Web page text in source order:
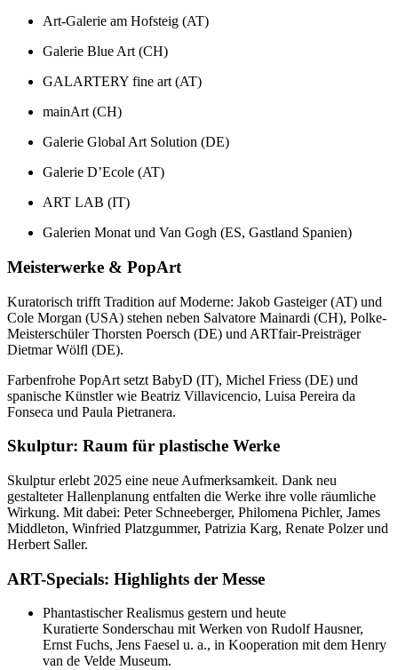
Art-Galerie am Hofsteig (AT)
Galerie Blue Art (CH)
GALARTERY fine art (AT)
mainArt (CH)
Galerie Global Art Solution (DE)
Galerie D’Ecole (AT)
ART LAB (IT)
Galerien Monat und Van Gogh (ES, Gastland Spanien)
Meisterwerke & PopArt
Kuratorisch trifft Tradition auf Moderne: Jakob Gasteiger (AT) und
Cole Morgan (USA) stehen neben Salvatore Mainardi (CH), Polke-
Meisterschüler Thorsten Poersch (DE) und ARTfair-Preisträger
Dietmar Wölfl (DE).
Farbenfrohe PopArt setzt BabyD (IT), Michel Friess (DE) und
spanische Künstler wie Beatriz Villavicencio, Luisa Pereira da
Fonseca und Paula Pietranera.
Skulptur: Raum für plastische Werke
Skulptur erlebt 2025 eine neue Aufmerksamkeit. Dank neu
gestalteter Hallenplanung entfalten die Werke ihre volle räumliche
Wirkung. Mit dabei: Peter Schneeberger, Philomena Pichler, James
Middleton, Winfried Platzgummer, Patrizia Karg, Renate Polzer und
Herbert Saller.
ART-Specials: Highlights der Messe
Phantastischer Realismus gestern und heute
Kuratierte Sonderschau mit Werken von Rudolf Hausner,
Ernst Fuchs, Jens Faesel u. a., in Kooperation mit dem Henry
van de Velde Museum.